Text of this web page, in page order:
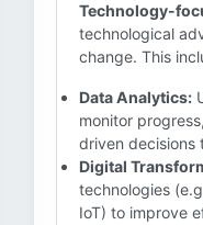
Technology-
technological
change. This
Data Analytics:
monitor
driven decisions
Digital
technologies
IoT) to improve